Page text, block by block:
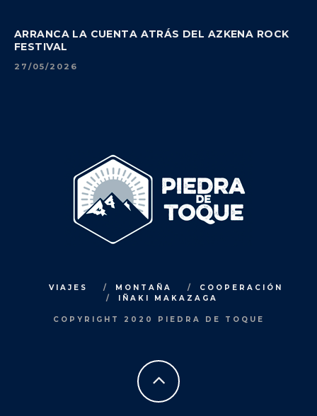
ARRANCA LA CUENTA ATRÁS DEL AZKENA ROCK
FESTIVAL
27/05/2026
VIAJES MONTAÑA
COOPERACIÓN
IÑAKI MAKAZAGA
COPYRIGHT 2020 PIEDRA DE TOQUE